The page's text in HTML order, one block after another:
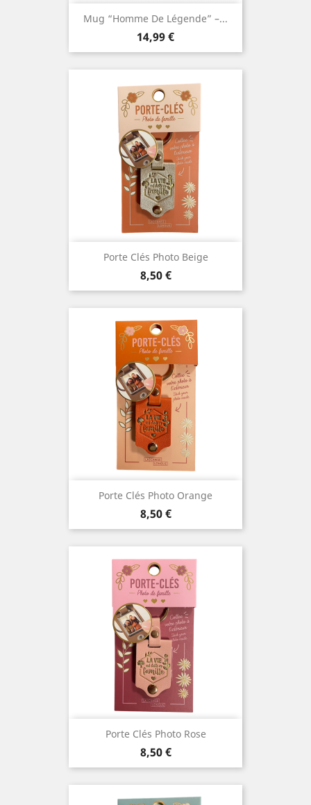
Mug “Homme De Légende” –...
Prix
14,99 €
Porte Clés Photo Beige
Prix
8,50 €
Porte Clés Photo Orange
Prix
8,50 €
Porte Clés Photo Rose
Prix
8,50 €